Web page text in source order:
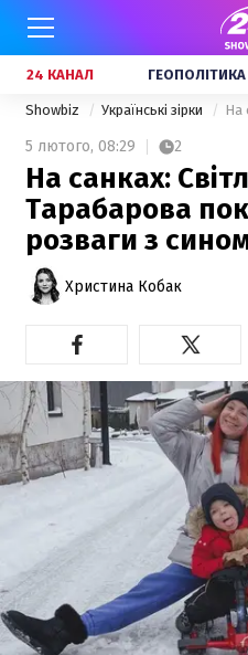
24 КАНАЛ ГЕОПОЛІТИКА
Showbiz Українські зірки
5 лютого, 08:29 2
На санках:
Тарабарова
розваги з
Христина Кобак